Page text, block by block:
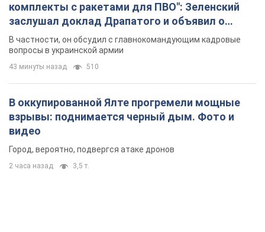
комплекты с ракетами для ПВО": Зеленский
заслушал доклад Драпатого и объявил о
новых мерах
В частности, он обсудил с главнокомандующим кадровые
вопросы в украинской армии
43 минуты назад 510
В оккупированной Ялте прогремели мощные
взрывы: поднимается черный дым. Фото и
видео
Город, вероятно, подвергся атаке дронов
2 часа назад 3,5 т.